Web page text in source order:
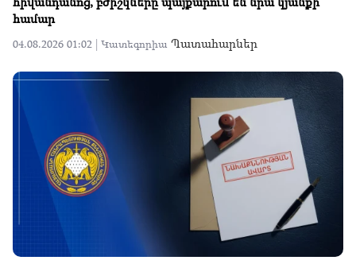
համար
04.08.2026 01:02 | Կատեգորիա Պատահարներ